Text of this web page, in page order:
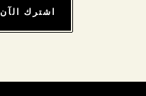
اشترك الآن